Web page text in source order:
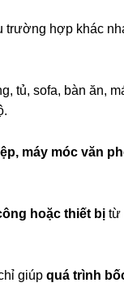
hợp khác
tủ, sofa, bàn ăn,
máy móc văn
hoặc thiết bị từ
giúp quá trình